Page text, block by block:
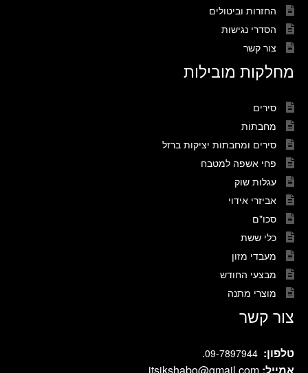
החזרות וביטולים
הסדרי נגישות
צור קשר
מחלקות מובילות
סירים
מחבתות
סירים ומחבתות יציקות ברזל
פחי אשפה למטבח
עגלות שוק
אביזרי אידוי
סכו"ם
כלי ששת
מעבדי מזון
מבצעי החודש
מוצרי מתנה
צור קשר
טלפון: 09-7897944
.